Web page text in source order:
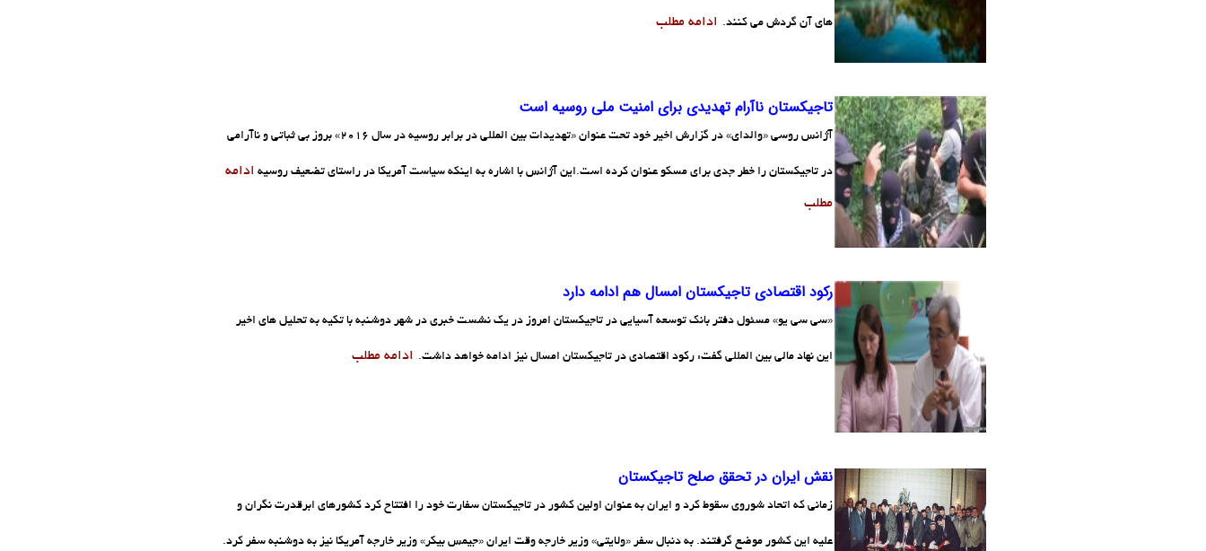
های آن گردش می کنند. ادامه مطلب
تاجیکستان ناآرام تهدیدی برای امنیت ملی روسیه است
آژانس روسی «والدای» در گزارش اخیر خود تحت عنوان «تهدیدات بین المللی در برابر روسیه در سال 2016» بروز بی ثباتی و ناآرامی
در تاجیکستان را خطر جدی برای مسکو عنوان کرده است.این آژانس با اشاره به اینکه سیاست آمریکا در راستای تضعیف روسیه ادامه
مطلب
رکود اقتصادی تاجیکستان امسال هم ادامه دارد
«سی سی یو» مسئول دفتر بانک توسعه آسیایی در تاجیکستان امروز در یک نشست خبری در شهر دوشنبه با تکیه به تحلیل های اخیر
این نهاد مالی بین المللی گفت: رکود اقتصادی در تاجیکستان امسال نیز ادامه خواهد داشت. ادامه مطلب
نقش ایران در تحقق صلح تاجیکستان
زمانی که اتحاد شوروی سقوط کرد و ایران به عنوان اولین کشور در تاجیکستان سفارت خود را افتتاح کرد کشورهای ابرقدرت نگران و
علیه این کشور موضع گرفتند. به دنبال سفر «ولایتی» وزیر خارجه وقت ایران «جیمس بیکر» وزیر خارجه آمریکا نیز به دوشنبه سفر کرد.